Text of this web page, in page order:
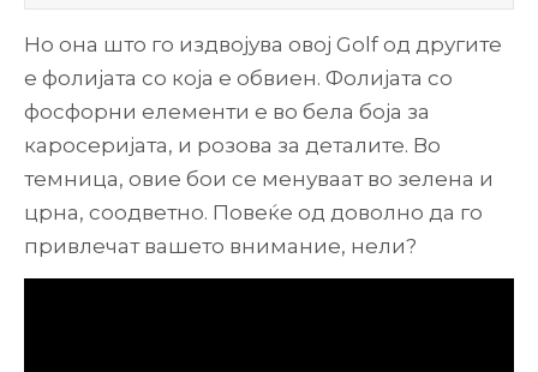
Но она што го издвојува овој Golf од другите
е фолијата со која е обвиен. Фолијата со
фосфорни елементи е во бела боја за
каросеријата, и розова за деталите. Во
темница, овие бои се менуваат во зелена и
црна, соодветно. Повеќе од доволно да го
привлечат вашето внимание, нели?